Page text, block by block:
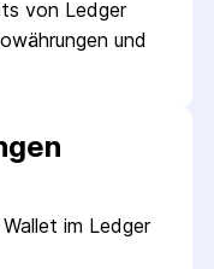
von Ledger
und
im Ledger